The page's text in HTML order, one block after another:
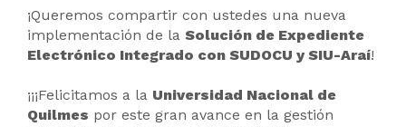
¡Queremos compartir con ustedes una nueva
implementación de la Solución de Expediente
Electrónico Integrado con SUDOCU y SIU-Araí!
¡¡¡Felicitamos a la Universidad Nacional de
Quilmes por este gran avance en la gestión